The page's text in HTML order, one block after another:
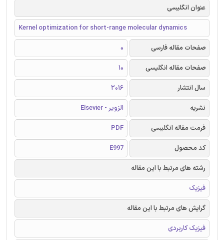
عنوان انگلیسی
Kernel optimization for short-range molecular dynamics
صفحات مقاله فارسی
0
صفحات مقاله انگلیسی
10
سال انتشار
2016
نشریه
الزویر - Elsevier
فرمت مقاله انگلیسی
PDF
کد محصول
E997
رشته های مرتبط با این مقاله
فیزیک
گرایش های مرتبط با این مقاله
فیزیک کاربردی